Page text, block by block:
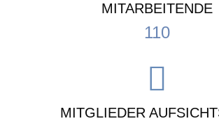
MITARBEITENDE
110
MITGLIEDER